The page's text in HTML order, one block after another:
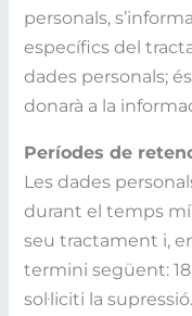
personals,
específics del
dades personals;
donarà a la
Períodes de
Les dades
durant el temps
seu tractament i,
termini següent:
sol·liciti la supressió.